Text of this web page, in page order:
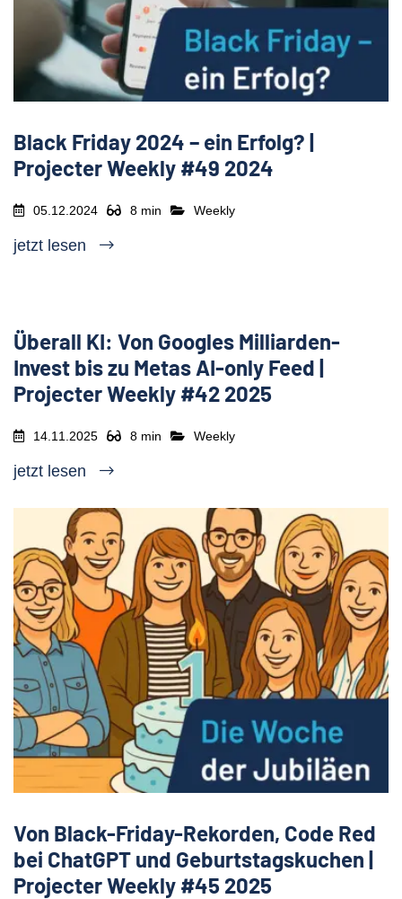
Black Friday 2024 – ein Erfolg? |
Projecter Weekly #49 2024
05.12.2024 8 min Weekly
jetzt lesen
Überall KI: Von Googles Milliarden-
Invest bis zu Metas AI-only Feed |
Projecter Weekly #42 2025
14.11.2025 8 min Weekly
jetzt lesen
Von Black-Friday-Rekorden, Code Red
bei ChatGPT und Geburtstagskuchen |
Projecter Weekly #45 2025